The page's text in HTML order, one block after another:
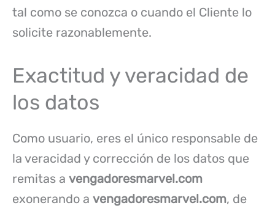
tal como se conozca o cuando el Cliente lo
solicite razonablemente.
Exactitud y veracidad de
los datos
Como usuario, eres el único responsable de
la veracidad y corrección de los datos que
remitas a vengadoresmarvel.com
exonerando a vengadoresmarvel.com, de